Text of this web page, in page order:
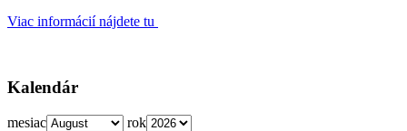
Viac informácií nájdete tu
Kalendár
mesiac rok